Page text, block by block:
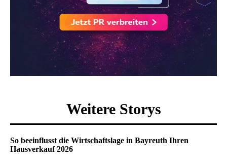
Weitere Storys
So beeinflusst die Wirtschaftslage in Bayreuth Ihren
Hausverkauf 2026